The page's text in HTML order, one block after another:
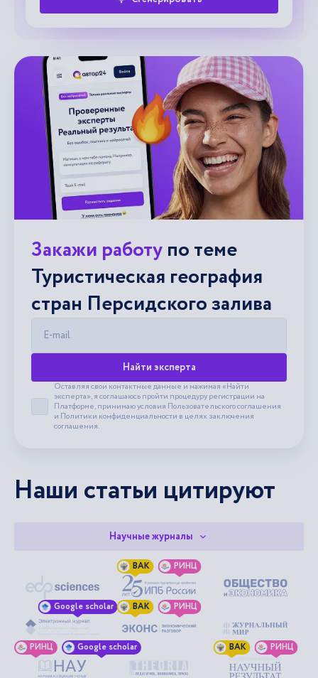
Закажи работупо теме
Туристическая география
стран Персидского залива
Найти эксперта
Принять пользовательское соглашение
Оставляя свои контактные данные и нажимая «Найти
эксперта», я соглашаюсь пройти процедуру регистрации на
Платформе, принимаю условия Пользовательского соглашения
и Политики конфиденциальности в целях заключения
соглашения.
Наши статьи цитируют
Научные журналы
ВАК РИНЦ
Google scholar ВАК РИНЦ
РИНЦ Google scholar ВАК РИНЦ